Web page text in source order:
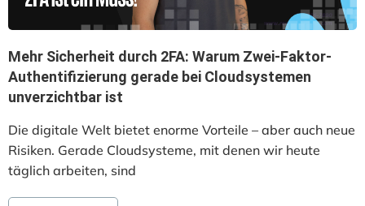
Mehr Sicherheit durch 2FA: Warum Zwei-Faktor-
Authentifizierung gerade bei Cloudsystemen
unverzichtbar ist
Die digitale Welt bietet enorme Vorteile – aber auch neue
Risiken. Gerade Cloudsysteme, mit denen wir heute
täglich arbeiten, sind